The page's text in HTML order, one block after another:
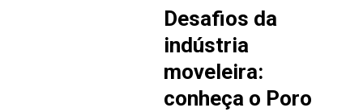
Desafios da
indústria
moveleira:
conheça o Poro